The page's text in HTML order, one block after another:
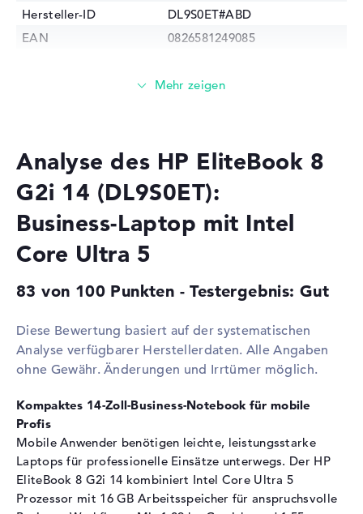
Hersteller-ID
DL9S0ET#ABD
EAN
0826581249085
Intel Core Ultra 5 325 / 1,6
Technologie
Cache
12 MB (L3-Cache)
Grafikkarte
Grafikprozessor
Intel Graphics 4 Xe3 2.45 GHz
1. Steckplatz
16 GB
Installiert
16 GB
Technologie
LPDDR5X - 8533 MHZ
Festplatte
Festplatte
512 GB SSD
Schnittstelle
Optische Speicher
Laufwerks-Typ
ohne Laufwerk
Display
Analyse des HP EliteBook 8
G2i 14 (DL9S0ET):
Business-Laptop mit Intel
Core Ultra 5
83 von 100 Punkten - Testergebnis: Gut
Diese Bewertung basiert auf der systematischen
Analyse verfügbarer Herstellerdaten. Alle Angaben
ohne Gewähr. Änderungen und Irrtümer möglich.
Kompaktes 14-Zoll-Business-Notebook für mobile
Profis
Mobile Anwender benötigen leichte, leistungsstarke
Laptops für professionelle Einsätze unterwegs. Der HP
EliteBook 8 G2i 14 kombiniert Intel Core Ultra 5
Prozessor mit 16 GB Arbeitsspeicher für anspruchsvolle